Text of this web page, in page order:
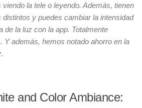
la tele o leyendo. Además, tienen
y puedes cambiar la intensidad
de la luz con la app. Totalmente
Y además, hemos notado ahorro en la
and Color Ambiance: